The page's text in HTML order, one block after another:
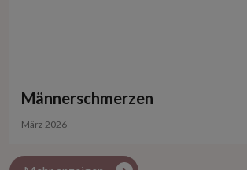
Männerschmerzen
März 2026